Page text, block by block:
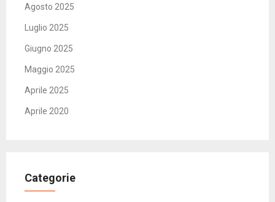
Agosto 2025
Luglio 2025
Giugno 2025
Maggio 2025
Aprile 2025
Aprile 2020
Categorie